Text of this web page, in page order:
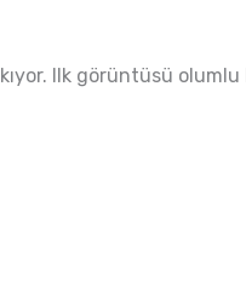
Ilk görüntüsü olumlu